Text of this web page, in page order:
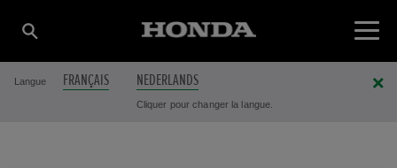
Langue FRANÇAIS NEDERLANDS
Cliquer pour changer la langue.